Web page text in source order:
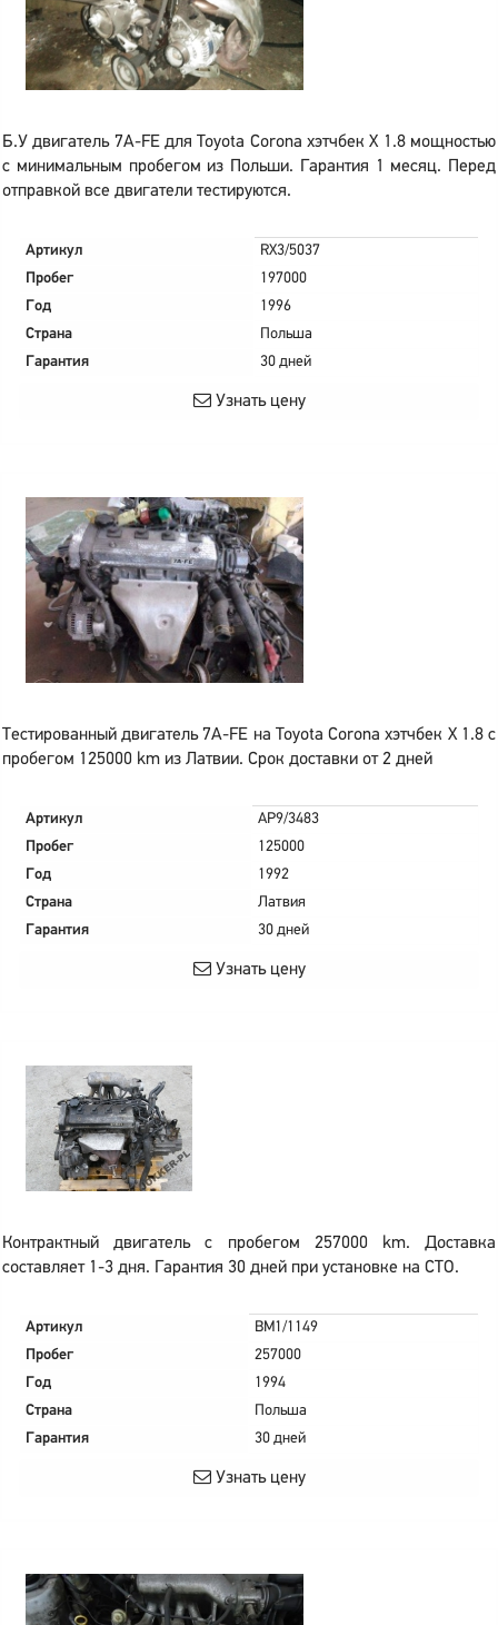
Б.У двигатель 7A-FE для Toyota Corona хэтчбек X 1.8 мощностью
с минимальным пробегом из Польши. Гарантия 1 месяц. Перед
отправкой все двигатели тестируются.
Артикул
RX3/5037
Пробег
197000
Год
1996
Страна
Польша
Гарантия
30 дней
Узнать цену
Тестированный двигатель 7A-FE на Toyota Corona хэтчбек X 1.8 с
пробегом 125000 km из Латвии. Срок доставки от 2 дней
Артикул
AP9/3483
Пробег
125000
Год
1992
Страна
Латвия
Гарантия
30 дней
Узнать цену
Контрактный двигатель с пробегом 257000 km. Доставка
составляет 1-3 дня. Гарантия 30 дней при установке на СТО.
Артикул
BM1/1149
Пробег
257000
Год
1994
Страна
Польша
Гарантия
30 дней
Узнать цену